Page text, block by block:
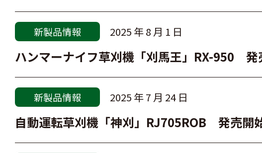
新製品情報 2025 年 8 月 1 日
ハンマーナイフ草刈機「刈馬王」RX-950 発
新製品情報 2025 年 7 月 24 日
自動運転草刈機「神刈」RJ705ROB 発売開